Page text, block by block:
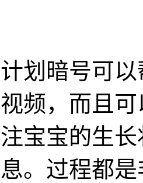
划暗号可
频，而且
宝宝的生
。过程都